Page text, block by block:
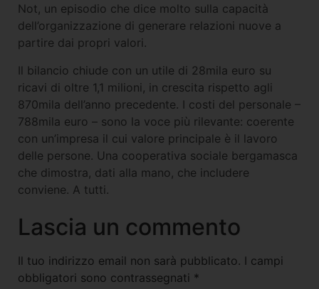
Not, un episodio che dice molto sulla capacità
dell’organizzazione di generare relazioni nuove a
partire dai propri valori.
Il bilancio chiude con un utile di 28mila euro su
ricavi di oltre 1,1 milioni, in crescita rispetto agli
870mila dell’anno precedente. I costi del personale –
788mila euro – sono la voce più rilevante: coerente
con un’impresa il cui valore principale è il lavoro
delle persone. Una cooperativa sociale bergamasca
che dimostra, dati alla mano, che includere
conviene. A tutti.
Lascia un commento
Il tuo indirizzo email non sarà pubblicato. I campi
obbligatori sono contrassegnati *